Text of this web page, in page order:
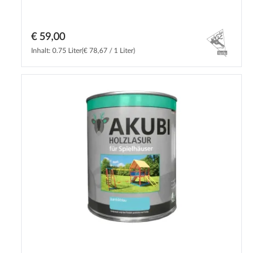
€ 59,00
Inhalt: 0.75 Liter(€ 78,67 / 1 Liter)